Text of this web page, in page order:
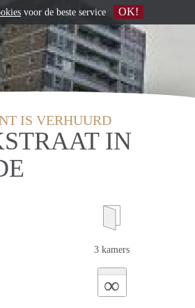
IS VERHUURD
IN
3 kamers
∞
voor de beste service OK!